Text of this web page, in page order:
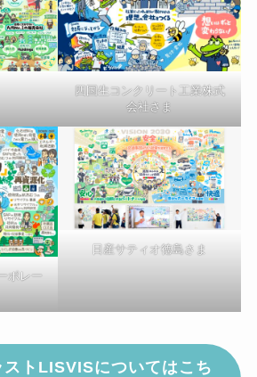
四国生コンクリート工業株式
会社さま
ポレー
日産サティオ徳島さま
ストLISVISについてはこち